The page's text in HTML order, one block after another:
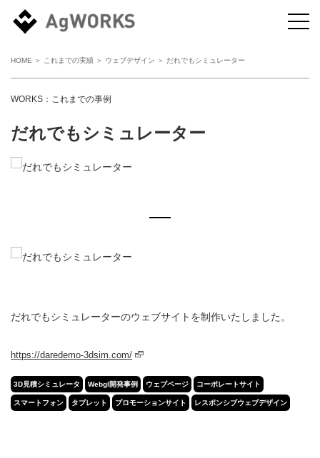
HOME ＞ これまでの実績 ＞ ウェブデザイン ＞ だれでもシミュレーター
WORKS：これまでの事例
だれでもシミュレーター
だれでもシミュレーターのウェブサイトを制作いたしました。
https://daredemo-3dsim.com/
3D見積シミュレータ Webgl開発事例 ウェブページ コーポレートサイト
スマートフォン タブレット プロモーションサイト レスポンシブウェブデザイン